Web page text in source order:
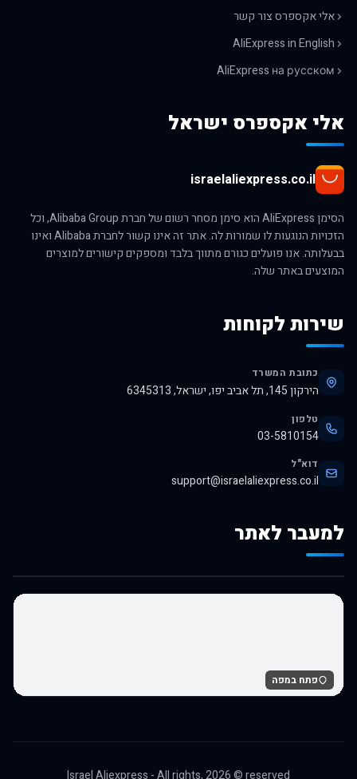
אלי אקספרס צור קשר
AliExpress in English
AliExpress на русском
אלי אקספרס ישראל
israelaliexpress.co.il
הסימן AliExpress הוא סימן מסחר רשום של חברת Alibaba Group, וכל
הזכויות הנוגעות לו שמורות לה. אתר זה אינו קשור לחברת Alibaba ואינו
בבעלותה. אנו פועלים כגורם מתווך בלבד ומספקים קישורים למוצרים
המוצעים באתר שלה.
שירות לקוחות
כתובת המשרד
הירקון 145, תל אביב יפו, ישראל, 6345313
טלפון
03-5810154
דוא"ל
support@israelaliexpress.co.il
למעבר לאתר
לרכישה באלי אקספרס
פתח במפה
Israel Aliexpress - All rights,2026© reserved